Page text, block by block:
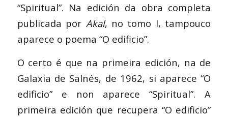
“Spiritual”. Na edición da obra completa
publicada por Akal, no tomo I, tampouco
aparece o poema “O edificio”.
O certo é que na primeira edición, na de
Galaxia de Salnés, de 1962, si aparece “O
edificio” e non aparece “Spiritual”. A
primeira edición que recupera “O edificio”